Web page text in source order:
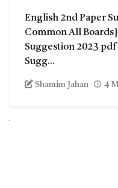
English 2nd Paper
Common All
Suggestion 2023
Sugg...
Shamim Jahan 4